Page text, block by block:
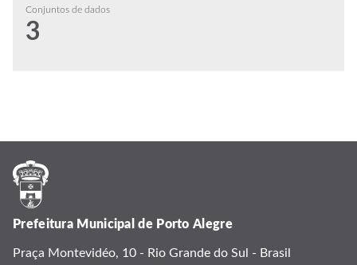
Conjuntos de dados
3
Prefeitura Municipal de Porto Alegre
Praça Montevidéo, 10 - Rio Grande do Sul - Brasil